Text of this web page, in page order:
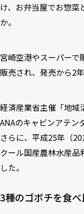
け、お弁当屋でお惣菜
か。
宮崎空港やスーパーで
販売され、発売から2
経済産業省主催「地域
ANAのキャビンアテン
さらに、平成25年（
クール国産農林⽔産品
した。
3種のゴボチを食べ